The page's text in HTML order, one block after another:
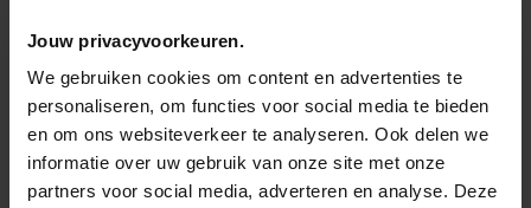
Jouw privacyvoorkeuren.
We gebruiken cookies om content en advertenties te
personaliseren, om functies voor social media te bieden
en om ons websiteverkeer te analyseren. Ook delen we
informatie over uw gebruik van onze site met onze
partners voor social media, adverteren en analyse. Deze